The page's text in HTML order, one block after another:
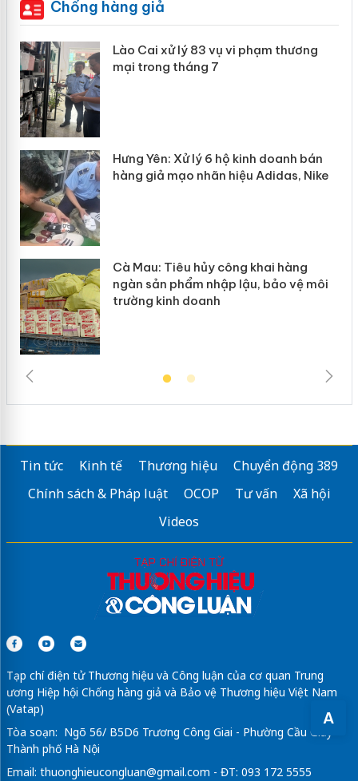
A
Chống hàng giả
Lào Cai xử lý 83 vụ vi phạm thương
mại trong tháng 7
Hưng Yên: Xử lý 6 hộ kinh doanh bán
hàng giả mạo nhãn hiệu Adidas, Nike
Cà Mau: Tiêu hủy công khai hàng
ngàn sản phẩm nhập lậu, bảo vệ môi
trường kinh doanh
Tin tức Kinh tế Thương hiệu
Chuyển động 389
Chính sách & Pháp luật
OCOP Tư vấn
Xã hội
Videos
Tạp chí điện tử Thương hiệu và Công luận của cơ quan Trung
ương Hiệp hội Chống hàng giả và Bảo vệ Thương hiệu Việt Nam
(Vatap)
Tòa soạn: Ngõ 56/ B5D6 Trương Công Giai - Phường Cầu Giấy -
Thành phố Hà Nội
Email: thuonghieucongluan@gmail.com - ĐT: 093 172 5555